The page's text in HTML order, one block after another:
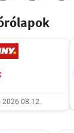
2026.08.12.